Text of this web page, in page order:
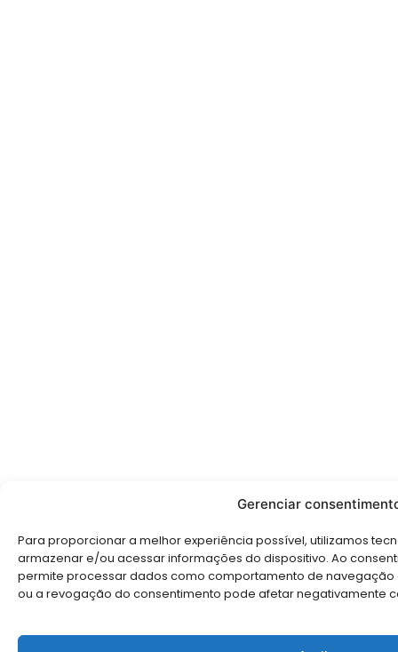
Gerenciar
Para proporcionar a melhor experiência possível, utilizamos
armazenar e/ou acessar informações do dispositivo. Ao
permite processar dados como comportamento de navegação
ou a revogação do consentimento pode afetar negativamente